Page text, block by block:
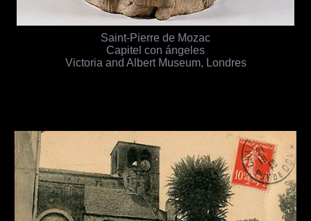
Saint-Pierre de Mozac
Capitel con ángeles
Victoria and Albert Museum, Londres